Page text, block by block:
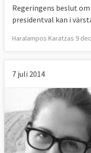
Regeringens beslut
presidentval kan i
Haralampos Karatzas 9
7 juli 2014